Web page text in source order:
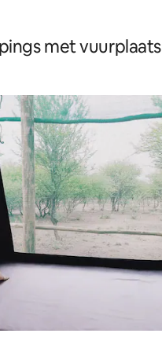
met vuurplaats